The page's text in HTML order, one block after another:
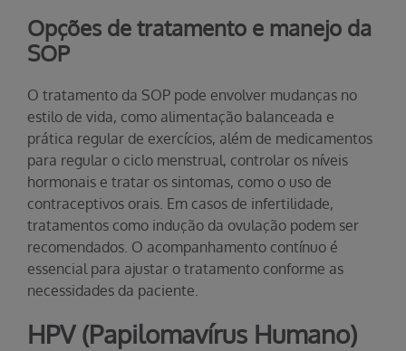
Opções de tratamento e manejo da
SOP
O tratamento da SOP pode envolver mudanças no
estilo de vida, como alimentação balanceada e
prática regular de exercícios, além de medicamentos
para regular o ciclo menstrual, controlar os níveis
hormonais e tratar os sintomas, como o uso de
contraceptivos orais. Em casos de infertilidade,
tratamentos como indução da ovulação podem ser
recomendados. O acompanhamento contínuo é
essencial para ajustar o tratamento conforme as
necessidades da paciente.
HPV (Papilomavírus Humano)